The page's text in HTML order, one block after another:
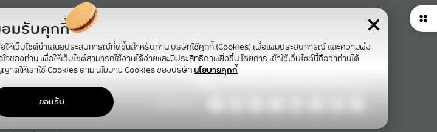
มรับคุกกี้
ให้เว็บไซต์นำเสนอประสบการณ์ที่ดีขึ้นสำหรับท่าน บริษัทใช้คุกกี้ (Cookies) เพื่อเพิ่มประสบการณ์ และความพึง
จของท่าน เพื่อให้เว็บไซต์สามารถใช้งานได้ง่ายและมีประสิทธิภาพยิ่งขึ้น โดยการ เข้าใช้เว็บไซต์นี้ถือว่าท่านได้
าตให้เราใช้ Cookies ตาม นโยบาย Cookies ของบริษัทนโยบายคุกกี้
ยอมรับ